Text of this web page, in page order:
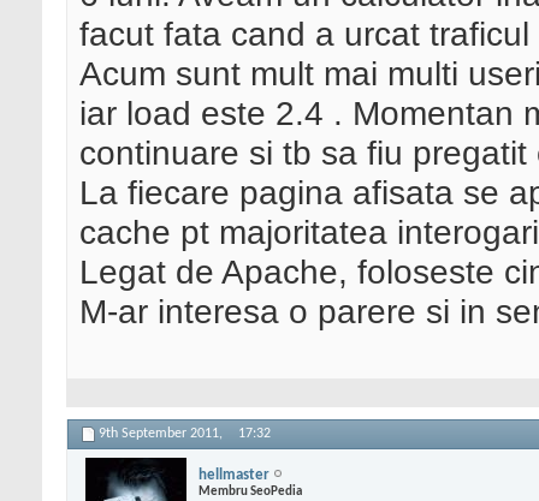
facut fata cand a urcat
Acum sunt mult mai multi
iar load este 2.4 . Momentan
continuare si tb sa fiu
La fiecare pagina afisata se
cache pt majoritatea
Legat de Apache, foloseste
M-ar interesa o parere si in
9th September 2011, 17:32
hellmaster
Membru SeoPedia